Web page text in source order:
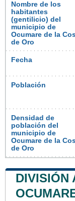
Nombre de los
habitantes
(gentilicio) del
municipio de
Ocumare de la
de Oro
Fecha
Población
Densidad de
población del
municipio de
Ocumare de la
de Oro
DIVISIÓN